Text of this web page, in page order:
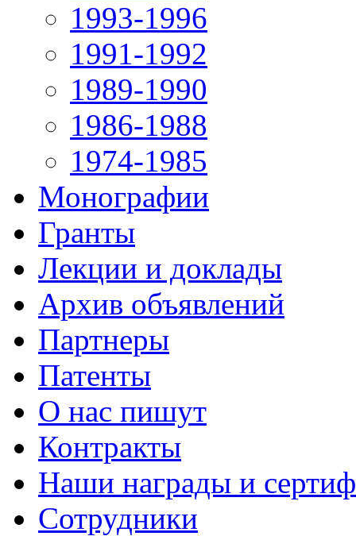
1993-1996
1991-1992
1989-1990
1986-1988
1974-1985
Монографии
Гранты
Лекции и доклады
Архив объявлений
Партнеры
Патенты
О нас пишут
Контракты
Наши награды и
Сотрудники